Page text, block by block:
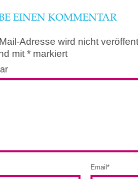
EINEN KOMMENTAR
Adresse wird nicht
mit * markiert
Email *